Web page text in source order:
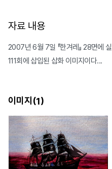
자료 내용
2007년 6월 7일 『한겨레』 28면에
111회에 삽입된 삽화 이미지이다...
이미지(1)